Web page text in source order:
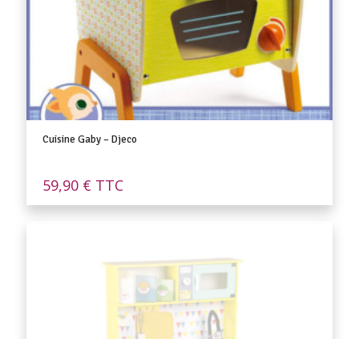
Cuisine Gaby – Djeco
59,90 € TTC